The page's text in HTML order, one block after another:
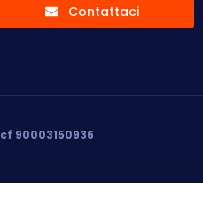
Contattaci
90003150936